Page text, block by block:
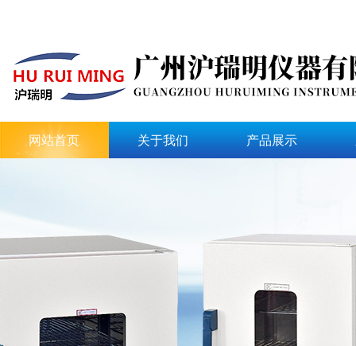
网站首页 关于我们 产品展示